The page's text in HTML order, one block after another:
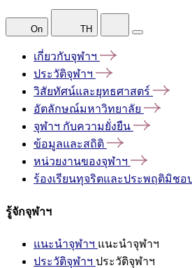
On TH
เกี่ยวกับจุฬาฯ
ประวัติจุฬาฯ
วิสัยทัศน์และยุทธศาสตร์
อัตลักษณ์มหาวิทยาลัย
จุฬาฯ กับความยั่งยืน
ข้อมูลและสถิติ
หน่วยงานของจุฬาฯ
ร้องเรียนทุจริตและประพฤติมิชอ
รู้จักจุฬาฯ
แนะนำจุฬาฯ แนะนำจุฬาฯ
ประวัติจุฬาฯ ประวัติจุฬาฯ